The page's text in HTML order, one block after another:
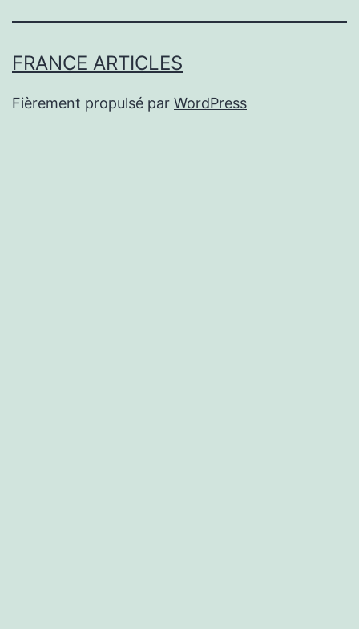
FRANCE ARTICLES
Fièrement propulsé par WordPress